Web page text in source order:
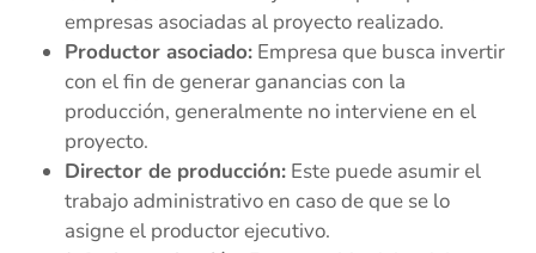
empresas asociadas al proyecto realizado.
Productor asociado: Empresa que busca invertir
con el fin de generar ganancias con la
producción, generalmente no interviene en el
proyecto.
Director de producción: Este puede asumir el
trabajo administrativo en caso de que se lo
asigne el productor ejecutivo.